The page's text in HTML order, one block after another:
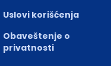
Uslovi korišćenja
Obaveštenje o
privatnosti